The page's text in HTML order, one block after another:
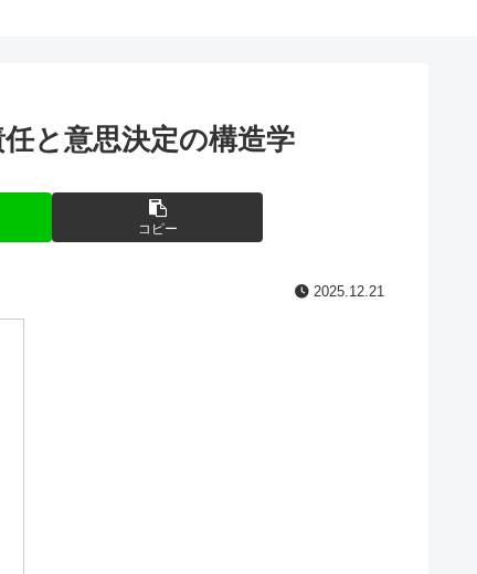
と意思決定の構造学
コピー
2025.12.21